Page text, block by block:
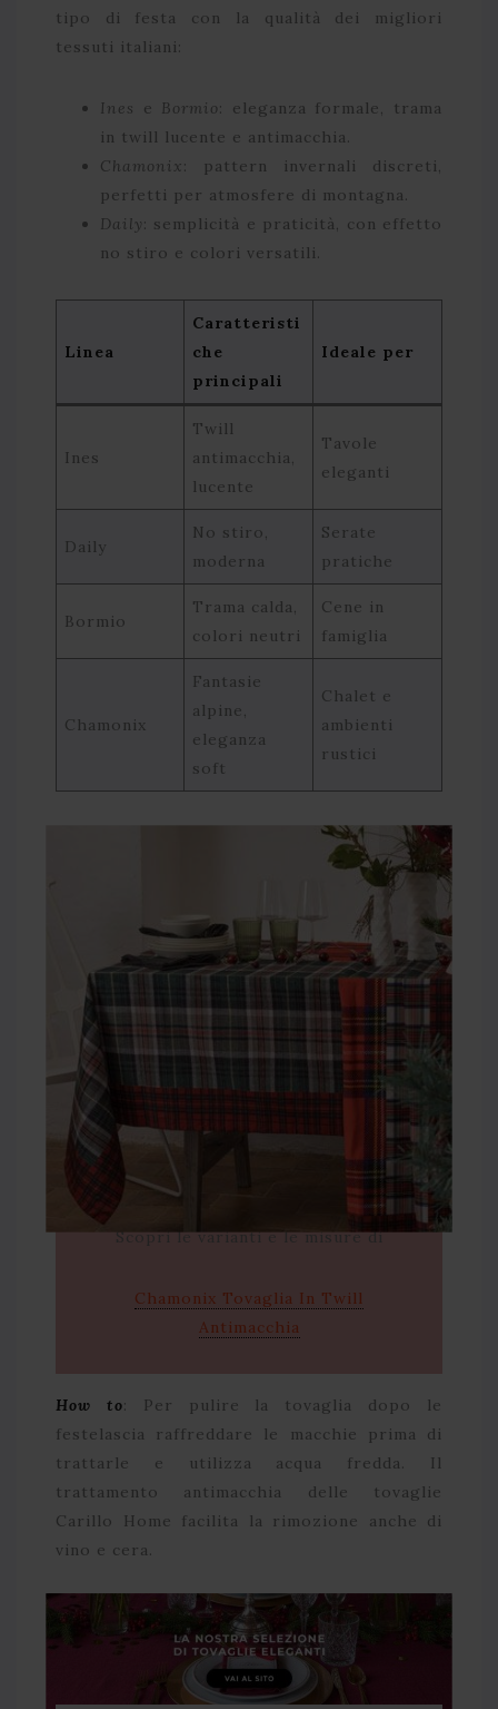
tipo di festa con la qualità dei migliori
tessuti italiani:
Ines e Bormio: eleganza formale, trama
in twill lucente e antimacchia.
Chamonix: pattern invernali discreti,
perfetti per atmosfere di montagna.
Daily: semplicità e praticità, con effetto
no stiro e colori versatili.
Linea
Caratteristi
che
principali
Ideale per
Ines
Twill
antimacchia,
lucente
Tavole
eleganti
Daily
No stiro,
moderna
Serate
pratiche
Bormio
Trama calda,
colori neutri
Cene in
famiglia
Chamonix
Fantasie
alpine,
eleganza
soft
Chalet e
ambienti
rustici
Scopri le varianti e le misure di
Chamonix Tovaglia In Twill
Antimacchia
How to: Per pulire la tovaglia dopo le
festelascia raffreddare le macchie prima di
trattarle e utilizza acqua fredda. Il
trattamento antimacchia delle tovaglie
Carillo Home facilita la rimozione anche di
vino e cera.